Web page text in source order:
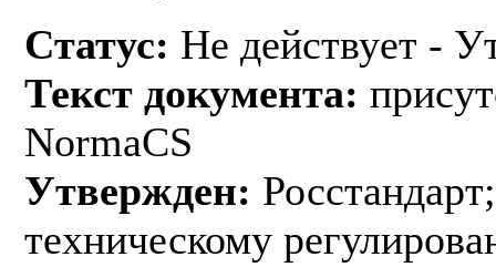
Статус: Не действует -
Текст документа:
NormaCS
Утвержден:
техническому